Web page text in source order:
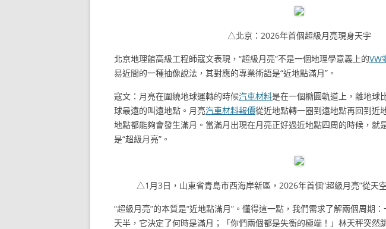
△北京：2026年首個超級月亮現身天宇
北京地理館高級工程師寇文表現，“超級月亮”不是一個地理學意義上的VW
易近間的一種抽像說法，其對應的專業術語是“近地點滿月”。
寇文：月亮在圍繞地球運轉的時候汽車材料是在一個橢圓軌道上，離地球
球最遠的叫遠地點。月亮汽車材料報價從近地點轉一圈到遠地點再回到近
地點都能夠會發生滿月。當滿月出現在月亮正好過近地點四周的時候，就
是“超級月亮”。
△1月3日，山東省青島市西海岸新區，2026年首個“超級月亮”從天
“超級月亮”的本質是“近地點滿月”。懂得這一點，我們需求了解兩個周期
天半，它決定了何時是滿月；「你們兩個都是失衡的極端！」林天秤突然